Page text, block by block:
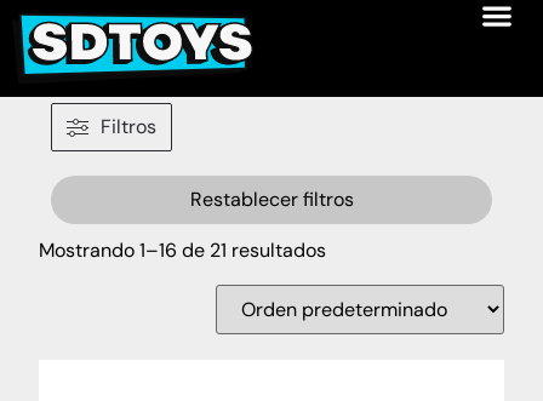
Filtros
Restablecer filtros
Mostrando 1–16 de 21 resultados